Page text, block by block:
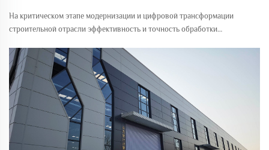
На критическом этапе модернизации и цифровой трансформации
строительной отрасли эффективность и точность обработки
напрямую влияют на качество строительства, сроки реализации
проекта и ...